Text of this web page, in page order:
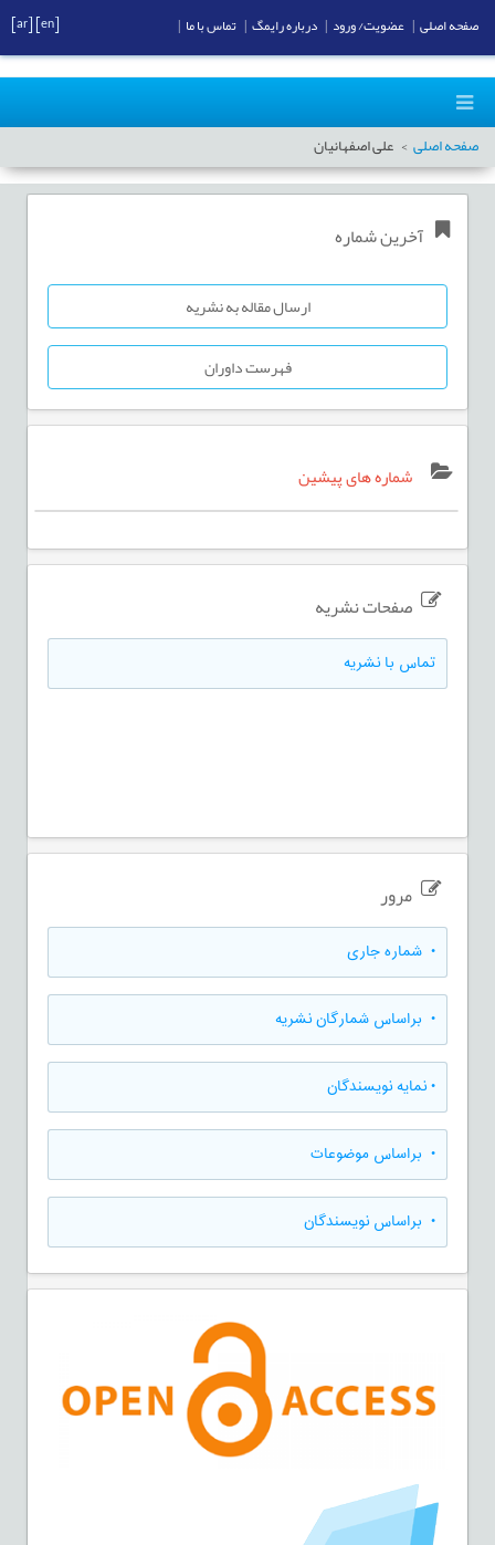
صفحه اصلی علی اصفهانیان
آخرین شماره
ارسال مقاله به نشریه
فهرست داوران
شماره های پیشین
صفحات نشریه
تماس با نشریه
مرور
• شماره جاری
• براساس شمارگان نشریه
•نمایه نویسندگان
• براساس موضوعات
• براساس نویسندگان
صفحه اصلی عضویت/ ورود درباره رایمگ تماس با ما [ar]